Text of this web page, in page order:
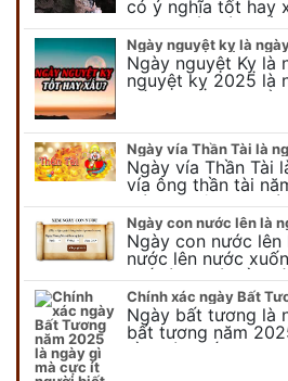
có ý nghĩa tốt hay
nương sát có
Cần kiêng kỵ điều
Ngày nguyệt kỵ là
Ngày nguyệt Kỵ là
nguyệt kỵ 2025 là
xấu, xem ngay để
Ngày vía Thần Tài
vía ông thần tài
mùng 10 âm lịch
trong ngày này,
Ngày con nước
nước lên nước
thế nào? Có điều
con nước lên?
Ngày bất tương là
bất tương năm
về ngày bất